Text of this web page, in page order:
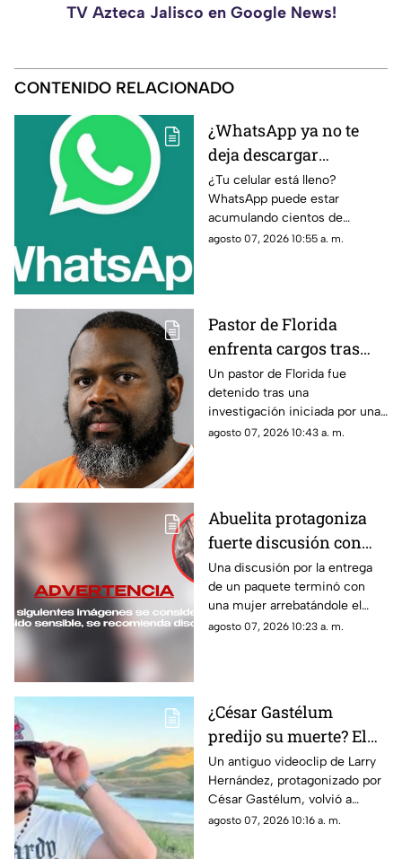
TV Azteca Jalisco en Google News!
CONTENIDO RELACIONADO
¿WhatsApp ya no te
deja descargar
stickers? Este truco
puede liberar espacio
en tu celular
¿Tu celular está lleno?
WhatsApp puede estar
acumulando cientos de
archivos. Descubre cómo
agosto 07, 2026 10:55 a. m.
Pastor de Florida
enfrenta cargos tras
investigación por
presuntos encuentros
con menor de edad
Un pastor de Florida fue
detenido tras una
investigación iniciada por una
alerta sobre presuntos
agosto 07, 2026 10:43 a. m.
Abuelita protagoniza
fuerte discusión con
repartidor y le arrebata
el celular en Coacalco |
VIDEO
Una discusión por la entrega
de un paquete terminó con
una mujer arrebatándole el
celular a un repartidor; el
agosto 07, 2026 10:23 a. m.
¿César Gastélum
predijo su muerte? El
VIDEO de Larry
Hernández que causa
impacto en redes
Un antiguo videoclip de Larry
Hernández, protagonizado por
César Gastélum, volvió a
circular tras el asesinato del
agosto 07, 2026 10:16 a. m.